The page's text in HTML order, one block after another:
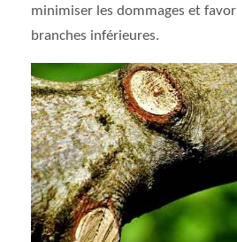
minimiser les dommages et
branches inférieures.